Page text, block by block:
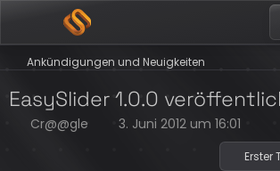
Ankündigungen und Neuigkeiten
EasySlider 1.0.0
Cr@@gle 3. Juni 2012 um 16:01
Erster